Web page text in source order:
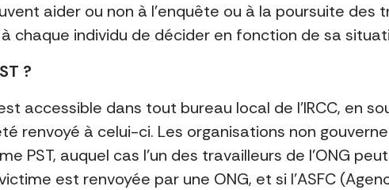
aider ou non à l’enquête ou à la poursuite des
à chaque individu de décider en fonction de sa
?
accessible dans tout bureau local de l’IRCC, en
renvoyé à celui-ci. Les organisations non
PST, auquel cas l’un des travailleurs de l’ONG
est renvoyée par une ONG, et si l’ASFC